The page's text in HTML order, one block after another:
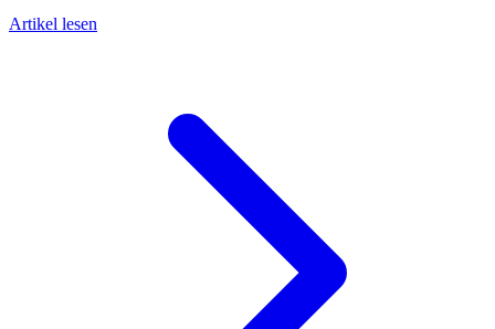
Artikel lesen